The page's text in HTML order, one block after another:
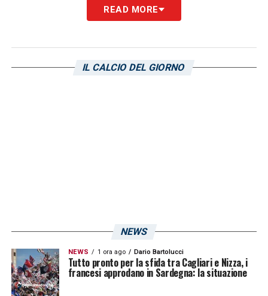
a Frosinone e da lì non è più uscito dal
andando in crescendo di prestazioni. Il
READ MORE
IL CALCIO DEL GIORNO
NEWS
NEWS 1 ora ago Dario Bartolucci
Tutto pronto per la sfida tra Cagliari e Nizza, i
francesi approdano in Sardegna: la situazione